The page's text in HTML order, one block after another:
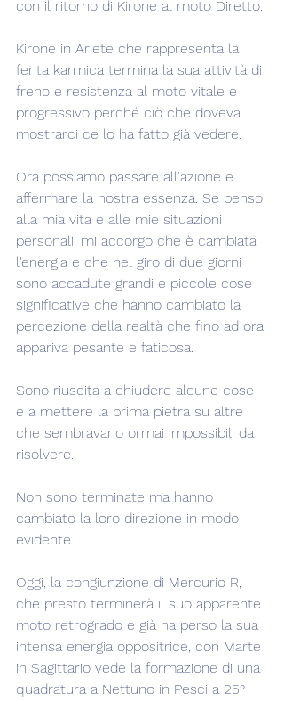
con il ritorno di Kirone al moto Diretto.
Kirone in Ariete che rappresenta la
ferita karmica termina la sua attività di
freno e resistenza al moto vitale e
progressivo perché ciò che doveva
mostrarci ce lo ha fatto già vedere.
Ora possiamo passare all'azione e
affermare la nostra essenza. Se penso
alla mia vita e alle mie situazioni
personali, mi accorgo che è cambiata
l'energia e che nel giro di due giorni
sono accadute grandi e piccole cose
significative che hanno cambiato la
percezione della realtà che fino ad ora
appariva pesante e faticosa.
Sono riuscita a chiudere alcune cose
e a mettere la prima pietra su altre
che sembravano ormai impossibili da
risolvere.
Non sono terminate ma hanno
cambiato la loro direzione in modo
evidente.
Oggi, la congiunzione di Mercurio R,
che presto terminerà il suo apparente
moto retrogrado e già ha perso la sua
intensa energia oppositrice, con Marte
in Sagittario vede la formazione di una
quadratura a Nettuno in Pesci a 25°